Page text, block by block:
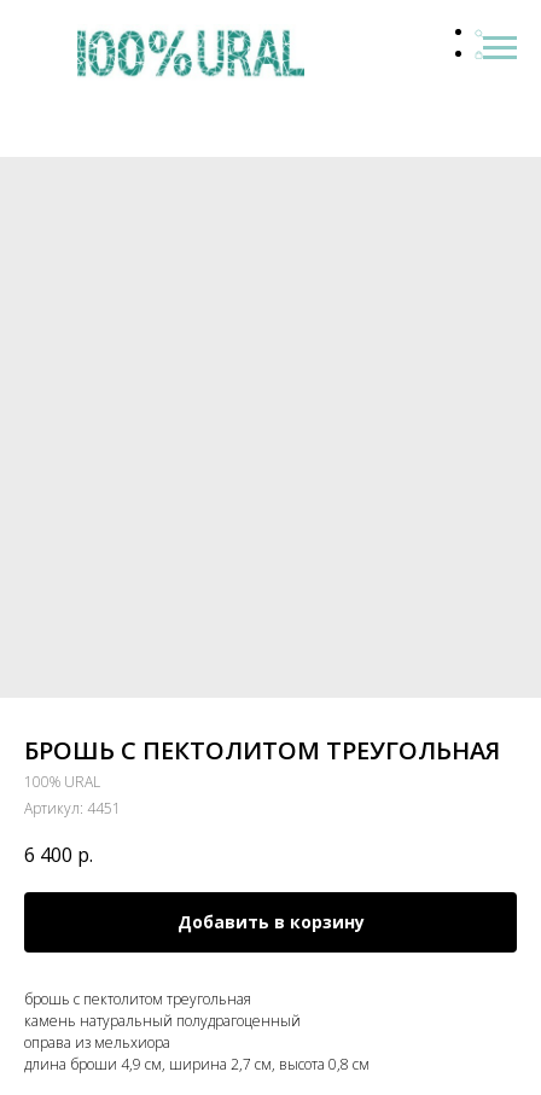
БРОШЬ С ПЕКТОЛИТОМ ТРЕУГОЛЬНАЯ
100% URAL
Артикул: 4451
6 400 р.
Добавить в корзину
брошь с пектолитом треугольная
камень натуральный полудрагоценный
оправа из мельхиора
длина броши 4,9 см, ширина 2,7 см, высота 0,8 см